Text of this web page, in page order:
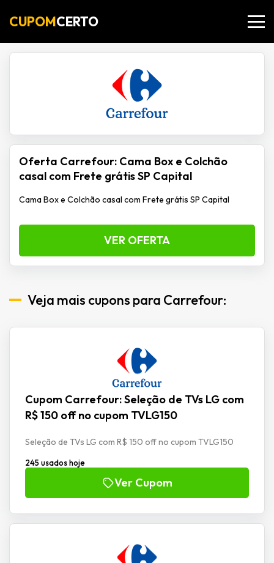
CUPOMCERTO
Oferta Carrefour: Cama Box e Colchão
casal com Frete grátis SP Capital
Cama Box e Colchão casal com Frete grátis SP Capital
VER OFERTA
Veja mais cupons para Carrefour:
Cupom Carrefour: Seleção de TVs LG com
R$ 150 off no cupom TVLG150
Seleção de TVs LG com R$ 150 off no cupom TVLG150
245 usados hoje
Ver Cupom